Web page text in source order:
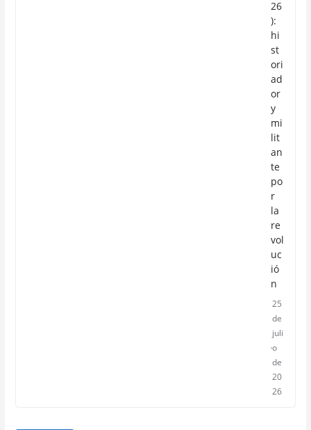
26
):
hi
st
ori
ad
or
y
mi
lit
an
te
po
r
la
re
vol
uc
ió
n
25
de
juli
o
de
20
26